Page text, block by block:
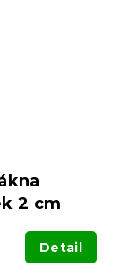
2 cm
Detail